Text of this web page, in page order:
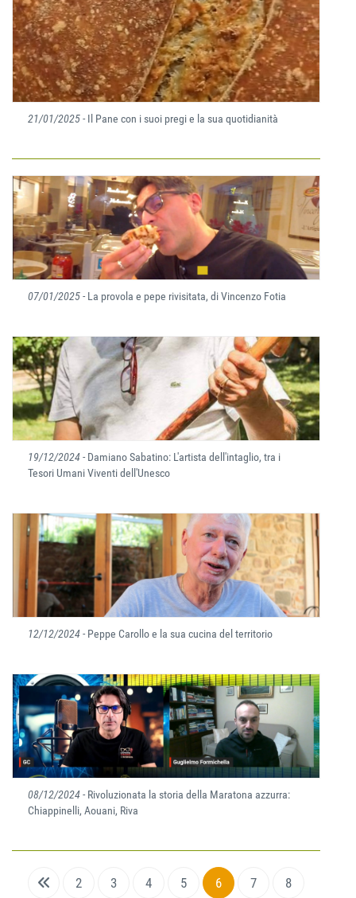
21/01/2025- Il Pane con i suoi pregi e la sua quotidianità
07/01/2025- La provola e pepe rivisitata, di Vincenzo Fotia
19/12/2024- Damiano Sabatino: L'artista dell'intaglio, tra i
Tesori Umani Viventi dell'Unesco
12/12/2024- Peppe Carollo e la sua cucina del territorio
08/12/2024- Rivoluzionata la storia della Maratona azzurra:
Chiappinelli, Aouani, Riva
2 3 4 5 6 7 8